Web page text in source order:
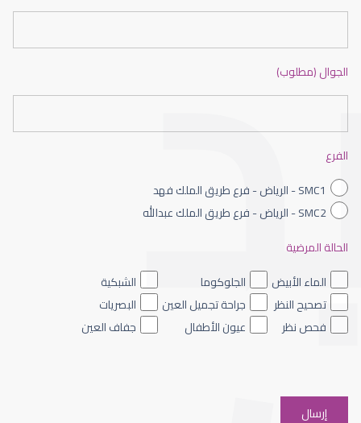
أفضل جراحي تصحيح النظر
الجوال (مطلوب)
الفرع
SMC1 - الرياض - فرع طريق الملك فهد
SMC2 - الرياض - فرع طريق الملك عبدالله
الحالة المرضية
الماء الأبيض
الجلوكوما
الشبكية
تصحيح النظر
جراحة تجميل العين
البصريات
فحص نظر
عيون الأطفال جفاف العين